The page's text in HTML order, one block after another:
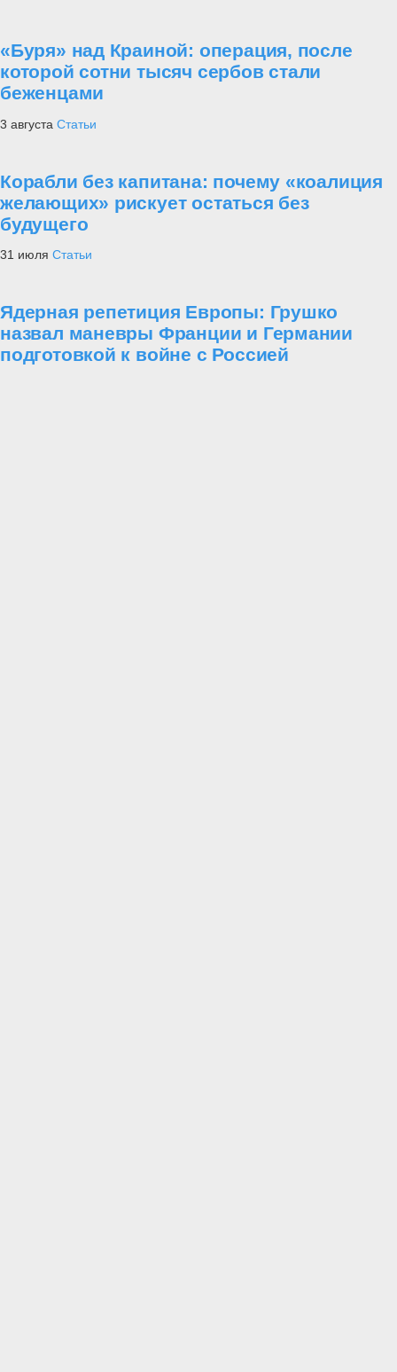
«Буря» над Краиной: операция, после
которой сотни тысяч сербов стали
беженцами
3 августа Статьи
Корабли без капитана: почему «коалиция
желающих» рискует остаться без
будущего
31 июля Статьи
Ядерная репетиция Европы: Грушко
назвал маневры Франции и Германии
подготовкой к войне с Россией